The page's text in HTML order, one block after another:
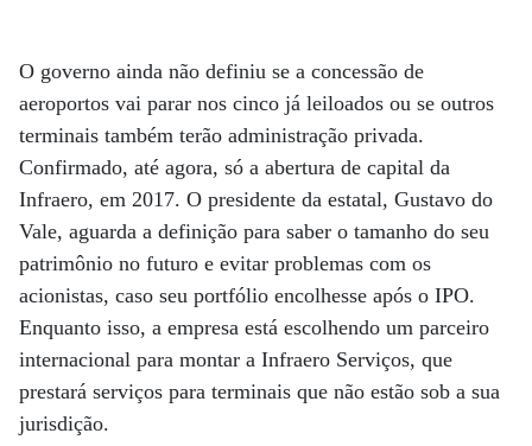
O governo ainda não definiu se a concessão de
aeroportos vai parar nos cinco já leiloados ou se outros
terminais também terão administração privada.
Confirmado, até agora, só a abertura de capital da
Infraero, em 2017. O presidente da estatal, Gustavo do
Vale, aguarda a definição para saber o tamanho do seu
patrimônio no futuro e evitar problemas com os
acionistas, caso seu portfólio encolhesse após o IPO.
Enquanto isso, a empresa está escolhendo um parceiro
internacional para montar a Infraero Serviços, que
prestará serviços para terminais que não estão sob a sua
jurisdição.